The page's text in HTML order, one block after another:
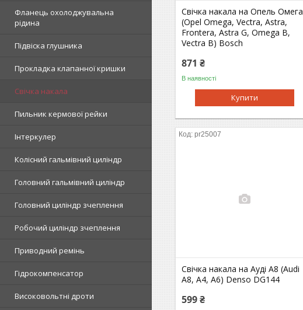
Фланець охолоджувальна
рідина
Підвіска глушника
Прокладка клапанної кришки
Свічка накала
Пильник кермової рейки
Інтеркулер
Колісний гальмівний циліндр
Головний гальмівний циліндр
Головний циліндр зчеплення
Робочий циліндр зчеплення
Приводний ремінь
Гідрокомпенсатор
Високовольтні дроти
Свічка накала на Опель Омега
(Opel Omega, Vectra, Astra,
Frontera, Astra G, Omega B,
Vectra B) Bosch
871 ₴
В наявності
Купити
pr25007
Свічка накала на Ауді A8 (Audi
A8, A4, A6) Denso DG144
599 ₴